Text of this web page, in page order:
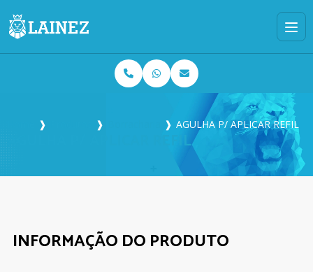
❱ ❱ ❱ AGULHA P/ APLICAR REFIL
AGULHA P/ APLICAR REFIL
INFORMAÇÃO DO PRODUTO